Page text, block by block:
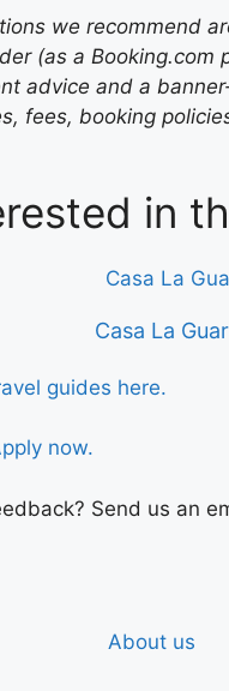
we recommend
(as a
advice and a
fees, booking
in
Casa La
guides here.
now.
Send us an
About us